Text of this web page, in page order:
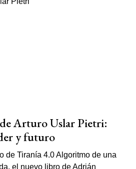
Arturo Uslar Pietri:
y futuro